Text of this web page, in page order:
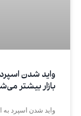
واید شدن
بازار بیشتر